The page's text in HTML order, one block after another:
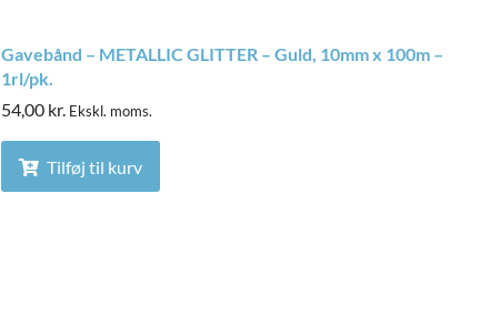
Gavebånd – METALLIC GLITTER – Guld, 10mm x 100m –
1rl/pk.
54,00 kr. Ekskl. moms.
Tilføj til kurv